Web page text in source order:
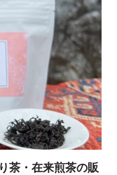
茶・在来煎茶の販